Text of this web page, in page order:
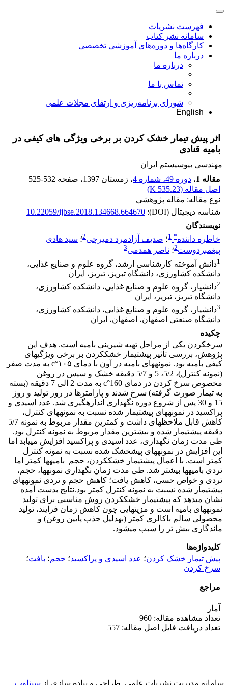
فهرست نشریات
سامانه نشر کتاب
کارگاه‌ها و دوره‌های آموزشی تخصصی
درباره ما
درباره ما
تماس با ما
شورای برنامه‌ریزی و ارتقای مجلات علمی
English
اثر پیش تیمار خشک کردن بر برخی ویژگی های کیفی در
بامیه قنادی
مهندسی بیوسیستم ایران
مقاله 1
، دوره 49، شماره 4 ، زمستان 1397 ، صفحه 525-532
اصل مقاله (535.23 K
)
نوع مقاله: مقاله پژوهشی
شناسه دیجیتال (DOI):
10.22059/ijbse.2018.134668.664670
نویسندگان
خاطره داننده*
1؛ صدیف آزادمرد دمیرچی2؛ سید هادی
پیغمبردوست2؛ ناصر همدمی3
1دانش آموخته کارشناسی ارشد، گروه علوم و صنایع غذایی،
دانشکده کشاورزی، دانشگاه تبریز، تبریز، ایران
2دانشیار، گروه علوم و صنایع غذایی، دانشکده کشاورزی،
دانشگاه تبریز، تبریز، ایران
3دانشیار، گروه علوم و صنایع غذایی، دانشکده کشاورزی،
دانشگاه صنعتی اصفهان، اصفهان، ایران
چکیده
سرخ­کردن یکی از مراحل تهیه شیرینی بامیه است. هدف این
پژوهش، بررسی تأثیر پیش­تیمار خشک­­کردن بر برخی ویژگی­های
کیفی بامیه بود. نمونه­های بامیه در آون با دمای c°۱۰۵ به مدت صفر
(نمونه کنترل)، 5/2، 5 و 5/7 دقیقه خشک و سپس در روغن
مخصوص سرخ­ کردن در دمای c°160 به مدت 2 الی 7 دقیقه (بسته
به تیمار صورت گرفته) سرخ شدند و پارامترها در روز تولید و روز
15 و 30 پس از شروع دوره نگهداری اندازه­گیری شد. عدد اسیدی و
پراکسید در نمونه­های پیش­تیمار شده نسبت به نمونه­های کنترل،
کاهش قابل ملاحظه­ای داشت و کمترین مقدار مربوط به نمونه 5/7
دقیقه پیش­تیمار شده و بیشترین مقدار مربوط به نمونه کنترل بود.
طی مدت زمان نگهداری، عدد اسیدی و پراکسید افزایش می­یابد اما
این افزایش در نمونه­های پیش­خشک شده نسبت به نمونه­ کنترل
کمتر است. با اعمال پیش­تیمار خشک­کردن، حجم بامیه­ها کمتر اما
تردی بامیه­ها بیشتر شد. طی مدت زمان نگهداری نمونه­ها، حجم،
تردی و خواص حسی، کاهش یافت؛ کاهش حجم و تردی نمونه­های
پیش­تیمار شده نسبت به نمونه کنترل کمتر بود.نتایج بدست آمده
نشان می­دهد که پیش­تیمار خشک­کردن روش مناسبی برای تولید
نمونه­های بامیه است و مزیت­هایی چون کاهش زمان فرایند، تولید
محصولی سالم باکالری کمتر (به­دلیل جذب پایین روغن) و
ماندگاری بیش ­تر را سبب می­شود.
کلیدواژه‌ها
پیش تیمار خشک کردن؛ عدد اسیدی و پراکسید؛ حجم؛ بافت؛
سرخ کردن
مراجع
آمار
تعداد مشاهده مقاله: 960
تعداد دریافت فایل اصل مقاله: 557
سامانه مدیریت نشریات علمی. طراحی و پیاده سازی از سیناوب